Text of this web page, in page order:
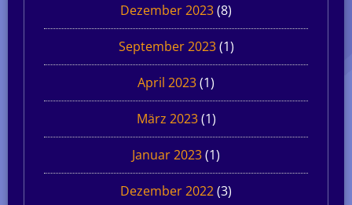
Dezember 2023(8)
September 2023(1)
April 2023(1)
März 2023(1)
Januar 2023(1)
Dezember 2022(3)